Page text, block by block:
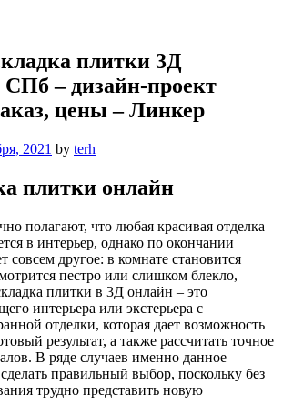
плитки 3Д
СПб – дизайн-проект
цены – Линкер
2021 by terh
плитки онлайн
полагают, что любая красивая отделка
в интерьер, однако по окончании
совсем другое: в комнате становится
пестро или слишком блекло,
плитки в 3Д онлайн – это
интерьера или экстерьера с
отделки, которая дает возможность
результат, а также рассчитать точное
В ряде случаев именно данное
правильный выбор, поскольку без
трудно представить новую